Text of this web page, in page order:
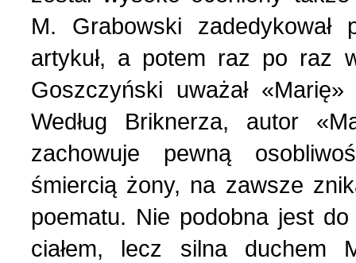
M. Grabowski zadedykował
artykuł, a potem raz po raz
Goszczyński uważał
Według Briknerza, autor
zachowuje pewną
śmiercią żony, na zawsze
poematu. Nie podobna jest
ciałem, lecz silna duchem